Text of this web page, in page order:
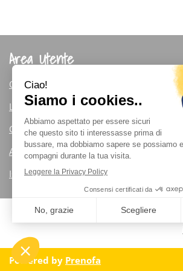
Area Utente
Ordini
Linee Guida Condizioni di Trasporto
Contatti
Accedi
Iscrizione alla Newsletter
Powered by Prenofa